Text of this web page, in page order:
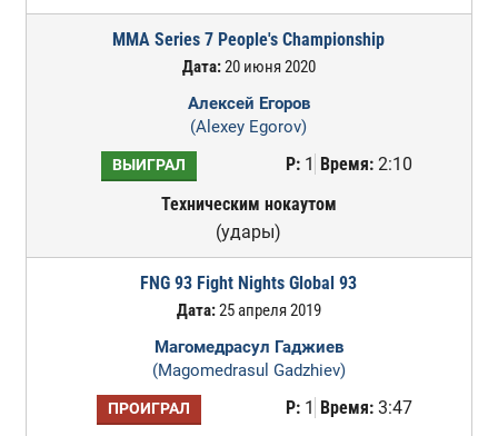
MMA Series 7 People's Championship
Дата:20 июня 2020
Алексей Егоров
(Alexey Egorov)
ВЫИГРАЛ Р:1 Время:2:10
Техническим нокаутом
(удары)
FNG 93 Fight Nights Global 93
Дата:25 апреля 2019
Магомедрасул Гаджиев
(Magomedrasul Gadzhiev)
ПРОИГРАЛ Р:1 Время:3:47